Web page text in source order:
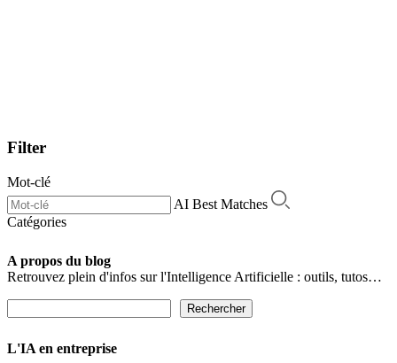
Filter
Mot-clé
AI Best Matches
Catégories
A propos du blog
Retrouvez plein d'infos sur l'Intelligence Artificielle : outils, tutos…
Rechercher
L'IA en entreprise